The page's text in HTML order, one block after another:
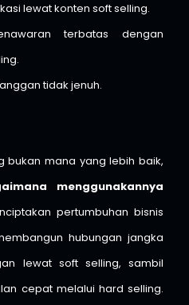
lewat konten soft selling.
terbatas dengan
tidak jenuh.
bukan mana yang lebih baik,
menggunakannya
pertumbuhan bisnis
hubungan jangka
lewat soft selling, sambil
cepat melalui hard selling.